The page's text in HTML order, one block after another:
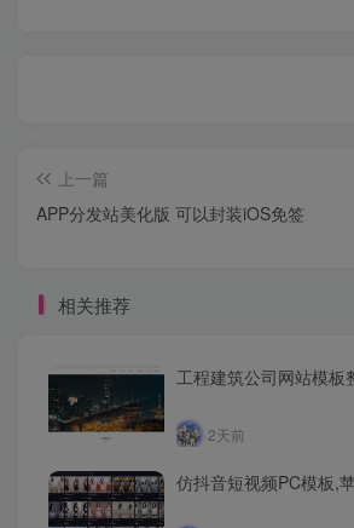
上一篇
APP分发站美化版 可以封装iOS免签
相关推荐
工程建筑公司网站模板
2天前
仿抖音短视频PC模板,